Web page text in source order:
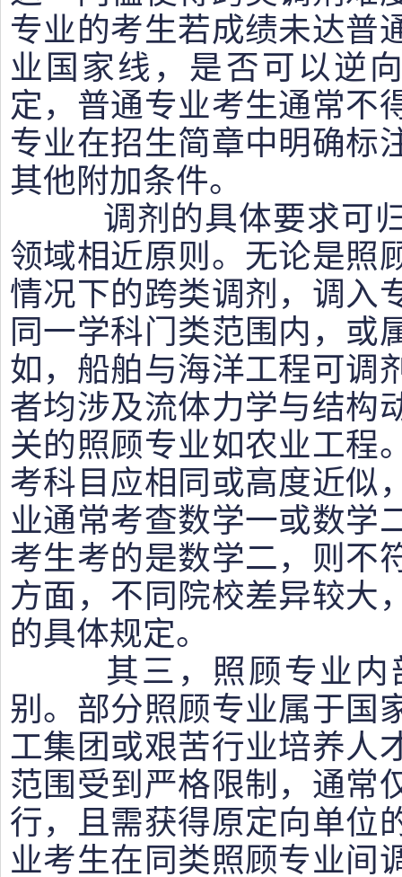
专业的考生若成绩未达普
业国家线，是否可以逆
定，普通专业考生通常不
专业在招生简章中明确标
其他附加条件。
调剂的具体要求可归
领域相近原则。无论是照
情况下的跨类调剂，调入
同一学科门类范围内，或
如，船舶与海洋工程可调
者均涉及流体力学与结构
关的照顾专业如农业工程
考科目应相同或高度近似
业通常考查数学一或数学
考生考的是数学二，则不
方面，不同院校差异较大
的具体规定。
其三，照顾专业内
别。部分照顾专业属于国
工集团或艰苦行业培养人
范围受到严格限制，通常
行，且需获得原定向单位
业考生在同类照顾专业间